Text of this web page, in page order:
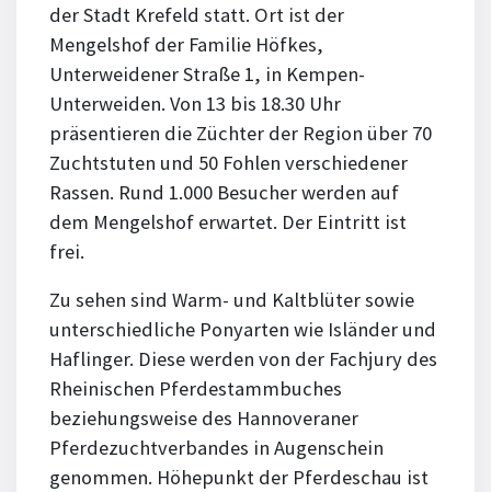
der Stadt Krefeld statt. Ort ist der
Mengelshof der Familie Höfkes,
Unterweidener Straße 1, in Kempen-
Unterweiden. Von 13 bis 18.30 Uhr
präsentieren die Züchter der Region über 70
Zuchtstuten und 50 Fohlen verschiedener
Rassen. Rund 1.000 Besucher werden auf
dem Mengelshof erwartet. Der Eintritt ist
frei.
Zu sehen sind Warm- und Kaltblüter sowie
unterschiedliche Ponyarten wie Isländer und
Haflinger. Diese werden von der Fachjury des
Rheinischen Pferdestammbuches
beziehungsweise des Hannoveraner
Pferdezuchtverbandes in Augenschein
genommen. Höhepunkt der Pferdeschau ist